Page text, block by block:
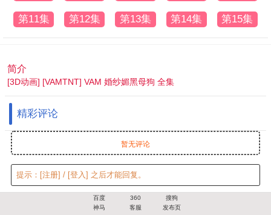
第11集 第12集 第13集 第14集 第15集
简介
[3D动画] [VAMTNT] VAM 婚纱媚黑母狗 全集
精彩评论
暂无评论
提示： [注册] / [登入] 之后才能回复。
百度 360
搜狗
神马
客服 发布页